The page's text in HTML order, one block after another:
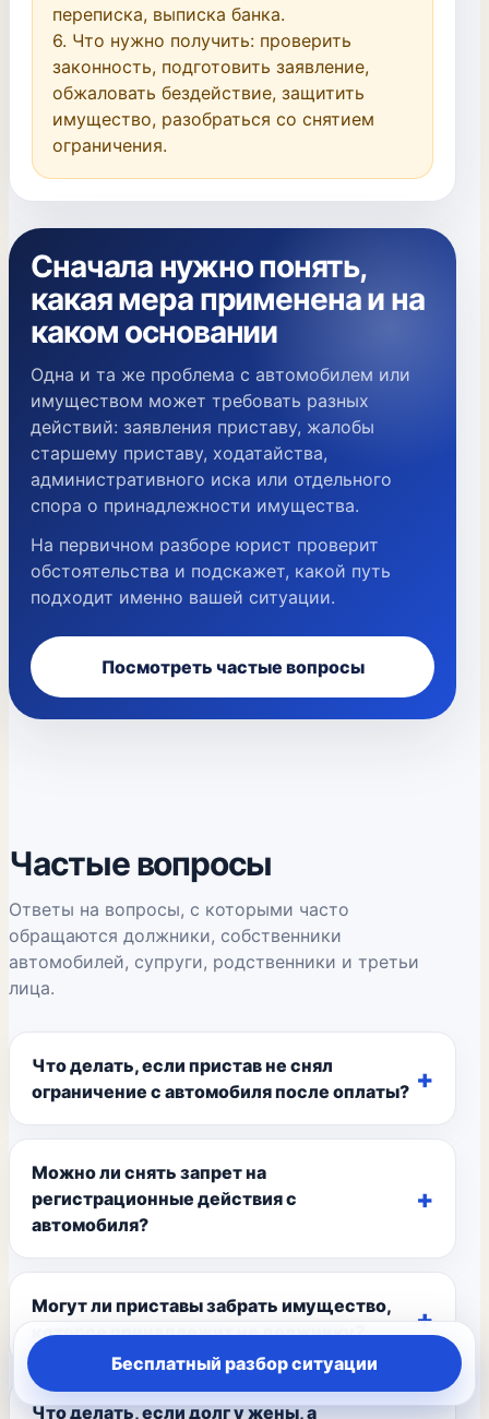
переписка, выписка банка.
6. Что нужно получить: проверить
законность, подготовить заявление,
обжаловать бездействие, защитить
имущество, разобраться со снятием
ограничения.
Сначала нужно понять,
какая мера применена и на
каком основании
Одна и та же проблема с автомобилем или
имуществом может требовать разных
действий: заявления приставу, жалобы
старшему приставу, ходатайства,
административного иска или отдельного
спора о принадлежности имущества.
На первичном разборе юрист проверит
обстоятельства и подскажет, какой путь
подходит именно вашей ситуации.
Посмотреть частые вопросы
Частые вопросы
Ответы на вопросы, с которыми часто
обращаются должники, собственники
автомобилей, супруги, родственники и третьи
лица.
Что делать, если пристав не снял
ограничение с автомобиля после оплаты?
Можно ли снять запрет на
регистрационные действия с
автомобиля?
Могут ли приставы забрать имущество,
которое принадлежит не должнику?
Что делать, если долг у жены, а
Бесплатный разбор ситуации